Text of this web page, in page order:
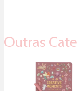
Outras